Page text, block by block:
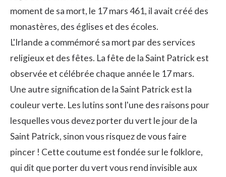
moment de sa mort, le 17 mars 461, il avait créé des
monastères, des églises et des écoles.
L'Irlande a commémoré sa mort par des services
religieux et des fêtes. La fête de la Saint Patrick est
observée et célébrée chaque année le 17 mars.
Une autre signification de la Saint Patrick est la
couleur verte. Les lutins sont l'une des raisons pour
lesquelles vous devez porter du vert le jour de la
Saint Patrick, sinon vous risquez de vous faire
pincer ! Cette coutume est fondée sur le folklore,
qui dit que porter du vert vous rend invisible aux